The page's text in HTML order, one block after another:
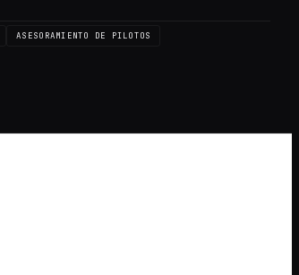
ASESORAMIENTO DE PILOTOS